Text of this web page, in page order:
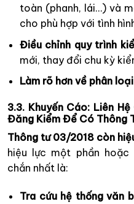
toàn (phanh, lái…) và
cho phù hợp với tình
Điều chỉnh quy trình
mới, thay đổi chu kỳ
Làm rõ hơn về phân
3.3. Khuyến Cáo: Liên
Đăng Kiểm Để Có Thông
Thông tư 03/2018 còn
hiệu lực một phần
chắn nhất là:
Tra cứu hệ thống văn